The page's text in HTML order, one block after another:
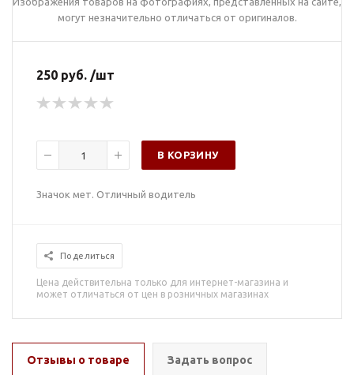
могут незначительно отличаться от оригиналов.
250 руб. /шт
В КОРЗИНУ
Значок мет. Отличный водитель
Поделиться
Цена действительна только для интернет-магазина и
может отличаться от цен в розничных магазинах
Отзывы о товаре Задать вопрос